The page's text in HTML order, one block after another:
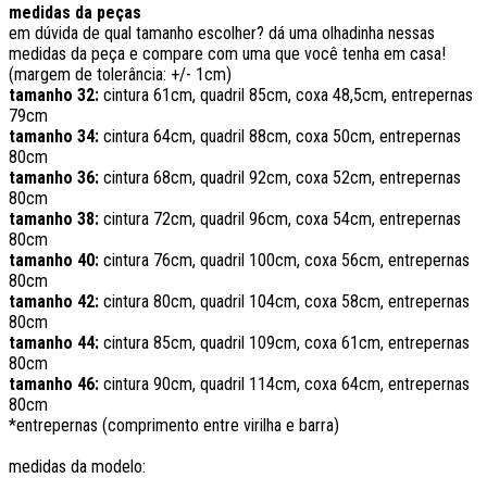
medidas da peças
em dúvida de qual tamanho escolher? dá uma olhadinha nessas
medidas da peça e compare com uma que você tenha em casa!
(margem de tolerância: +/- 1cm)
tamanho 32: cintura 61cm, quadril 85cm, coxa 48,5cm, entrepernas
79cm
tamanho 34: cintura 64cm, quadril 88cm, coxa 50cm, entrepernas
80cm
tamanho 36: cintura 68cm, quadril 92cm, coxa 52cm, entrepernas
80cm
tamanho 38: cintura 72cm, quadril 96cm, coxa 54cm, entrepernas
80cm
tamanho 40: cintura 76cm, quadril 100cm, coxa 56cm, entrepernas
80cm
tamanho 42: cintura 80cm, quadril 104cm, coxa 58cm, entrepernas
80cm
tamanho 44: cintura 85cm, quadril 109cm, coxa 61cm, entrepernas
80cm
tamanho 46: cintura 90cm, quadril 114cm, coxa 64cm, entrepernas
80cm
*entrepernas (comprimento entre virilha e barra)
medidas da modelo: